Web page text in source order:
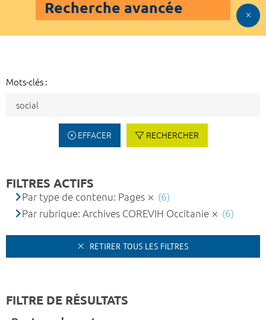
Recherche avancée
Mots-clés :
EFFACER RECHERCHER
FILTRES ACTIFS
Par type de contenu: Pages
(6)
Par rubrique: Archives COREVIH Occitanie
(6)
RETIRER TOUS LES FILTRES
FILTRE DE RÉSULTATS